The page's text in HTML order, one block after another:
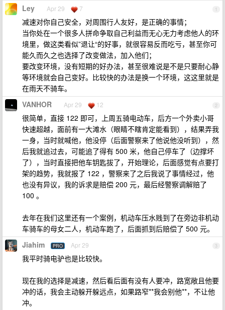
1
Ley Apr 29 7
减速对你自己安全，对周围行人友好，是正确的事情；
当你处在一个很多人拼命争取自己利益而无心无力考虑他人的环
境里，做这类看似”退让“的好事，就很容易反而吃亏，甚至你可
能久而久之也选择了改变做法，加入他们；
要改变环境，没有短期的好办法，甚至很难说是不是只要耐心静
等环境就会自己变好。比较快的办法是换一个环境，这这里就是
在雨天不骑车。
2
VANHOR Apr 29 12
很简单，直接 122 即可，上周五骑电动车，后方一个外卖小哥
快速超越，面前有一大滩水（眼睛不瞎肯定能看到），结果弄我
一身，当时就喊他，他没停（后面警察来了他说他没听到），然
后我就追过去，可能追了得有 500 米，他自己停车了（边撑坏
了），当时直接把他车钥匙拔了，开始理论，后面感觉有点要打
架的趋势，我就报了 122 ，警察来了之后我说了事情经过，他
也没有异议，我的诉求是赔偿 200 元，最后经警察调解赔了
100 。
去年在我们这里还有一个案例，机动车压水贱到了在旁边非机动
车骑车的母女二人，机动车跑了，后面抓到后赔偿了 500 元。
3
Jiahim PRO Apr 29
我平时骑电驴也是比较快。
现在我的选择是减速，然后看后面有没有人要冲，路宽敞且他要
冲的话，我会主动躲开躲远点，如果路窄**我会别他**，不让他
冲。